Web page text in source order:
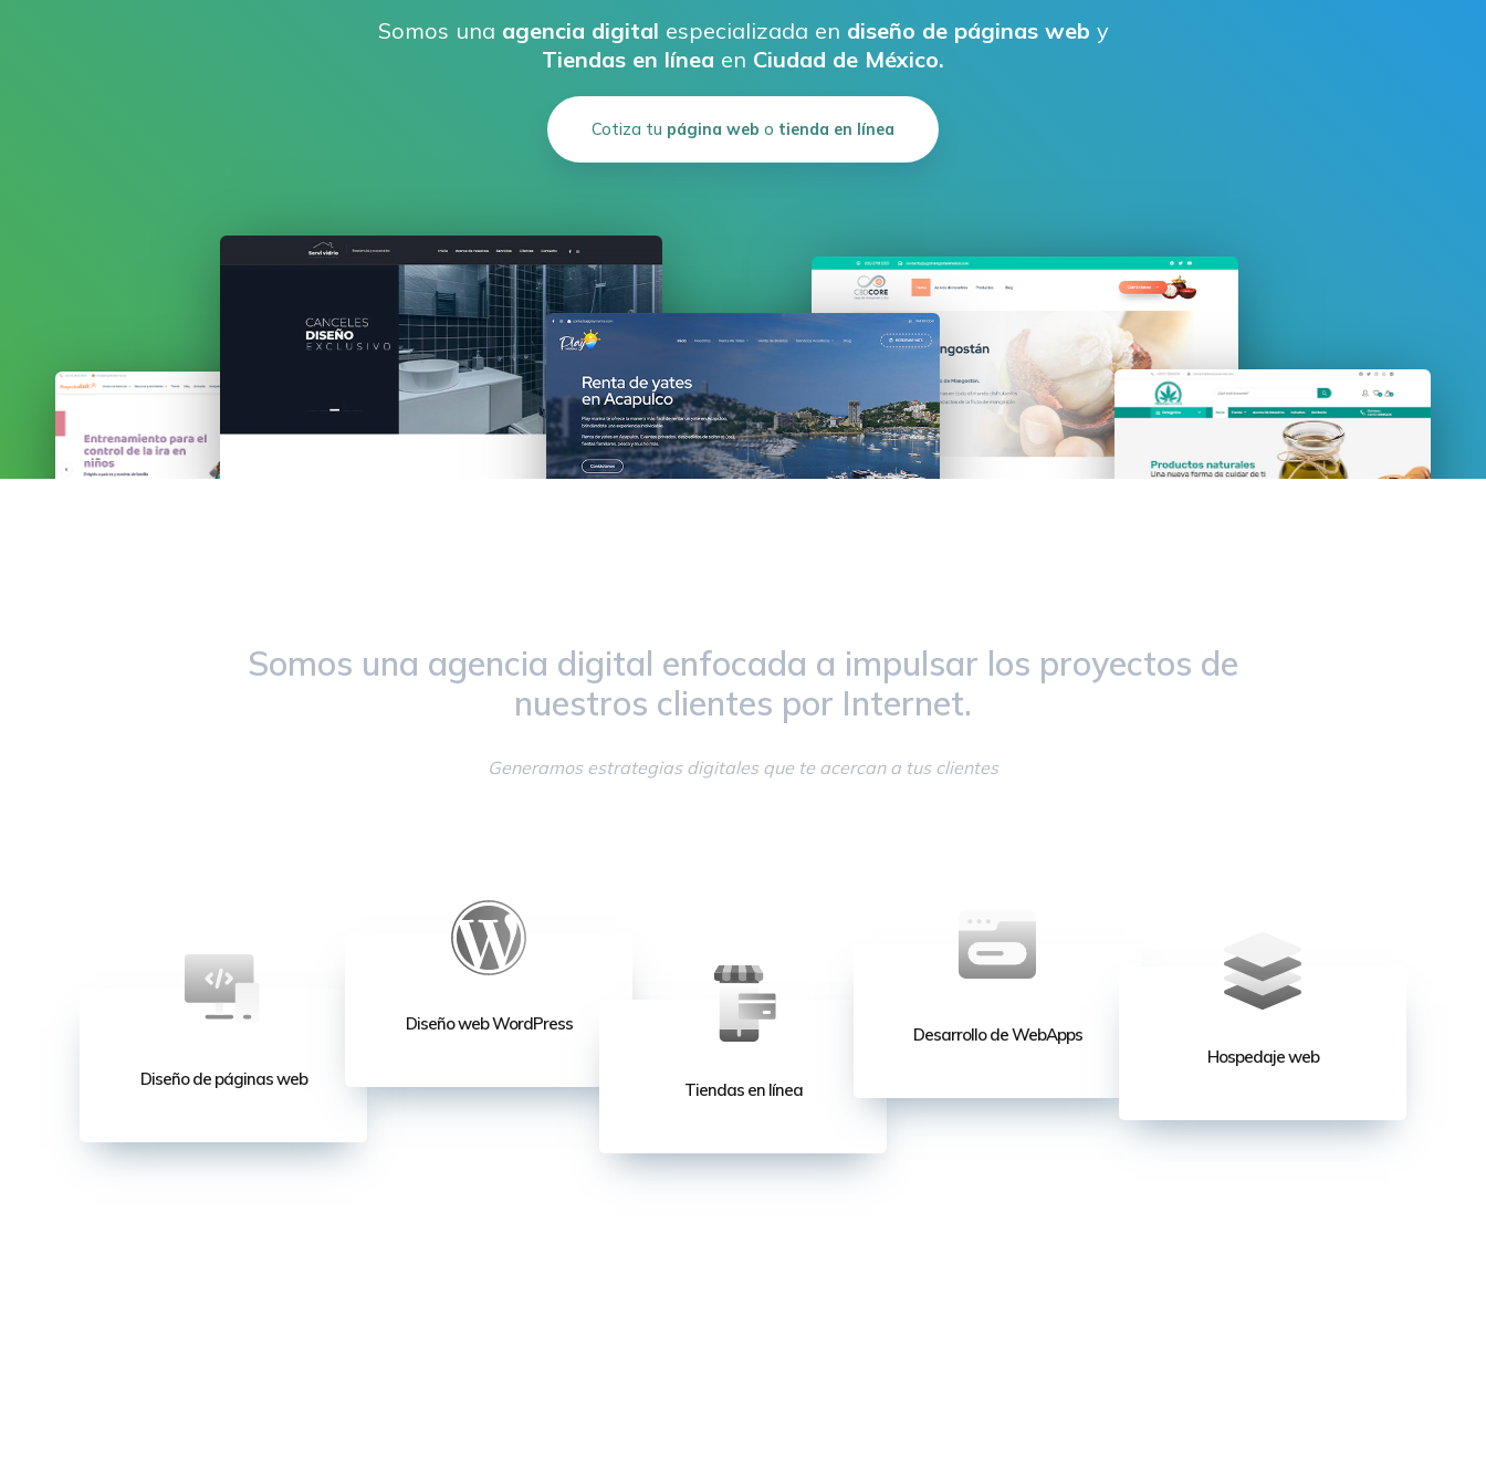
Somos una agencia digital especializada en diseño de páginas web y
Tiendas en línea en Ciudad de México.
Cotiza tu página web o tienda en línea
Cotiza tu
tienda en línea
Somos una agencia digital enfocada a impulsar los proyectos de
nuestros clientes por Internet.
Generamos estrategias digitales que te acercan a tus clientes
Diseño de páginas web
Diseño web WordPress
Tiendas en línea
Desarrollo de WebApps
Hospedaje web